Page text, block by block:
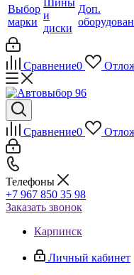
Выбор
марки
Шины
и
диски
Доп.
Сравнение0
Сравнение0
Телефоны
+7 967 850 35 98
Заказать звонок
Карпинск
Личный кабинет